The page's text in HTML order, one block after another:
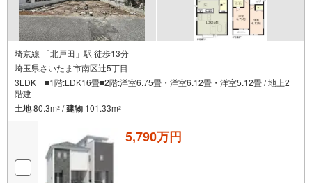
埼京線 「北戸田」駅 徒歩13分
埼玉県さいたま市南区辻5丁目
3LDK ■1階:LDK16畳■2階:洋室6.75畳・洋室6.12畳・洋室5.12畳 / 地上2
階建
土地80.3m2 /建物 101.33m2
5,790万円